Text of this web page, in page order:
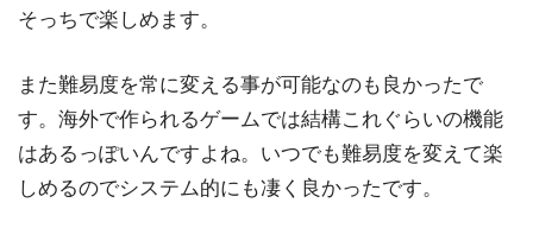
そっちで楽しめます。
また難易度を常に変える事が可能なのも良かったで
す。海外で作られるゲームでは結構これぐらいの機能
はあるっぽいんですよね。いつでも難易度を変えて楽
しめるのでシステム的にも凄く良かったです。